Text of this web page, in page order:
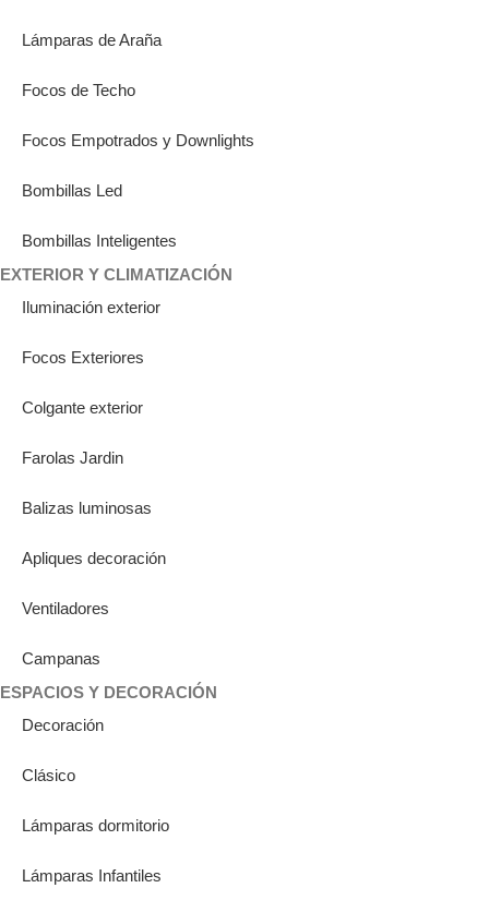
Lámparas de Araña
Focos de Techo
Focos Empotrados y Downlights
Bombillas Led
Bombillas Inteligentes
EXTERIOR Y CLIMATIZACIÓN
Iluminación exterior
Focos Exteriores
Colgante exterior
Farolas Jardin
Balizas luminosas
Apliques decoración
Ventiladores
Campanas
ESPACIOS Y DECORACIÓN
Decoración
Clásico
Lámparas dormitorio
Lámparas Infantiles